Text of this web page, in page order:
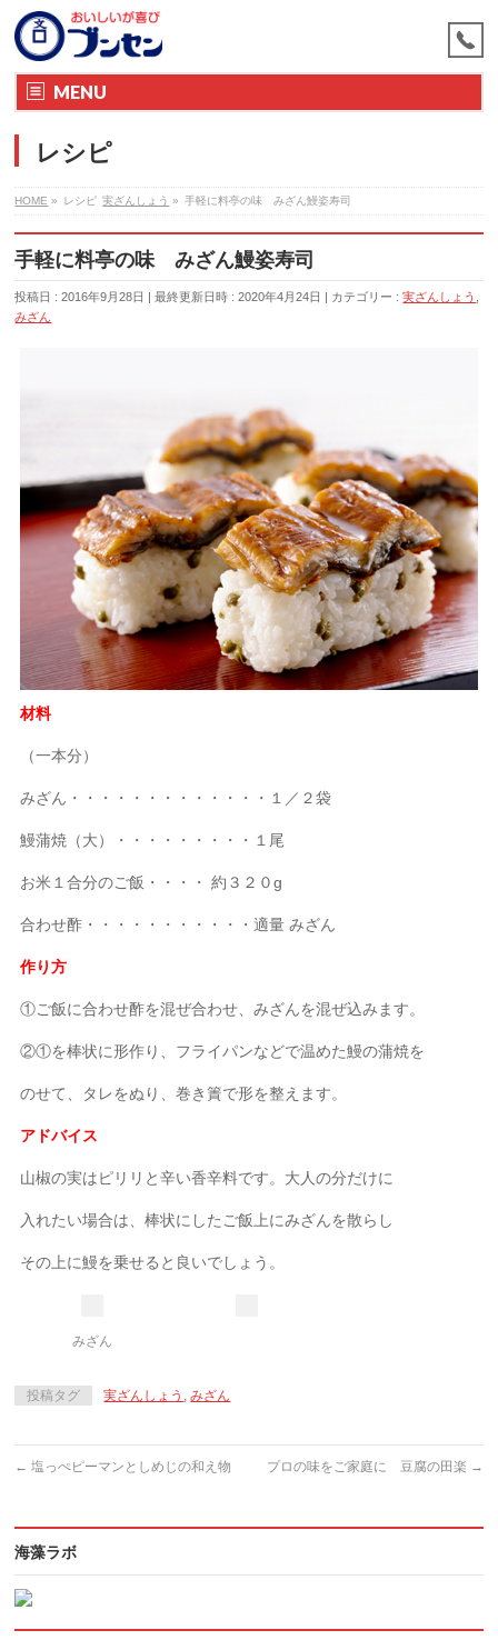
MENU
レシピ
HOME » レシピ 実ざんしょう » 手軽に料亭の味 みざん鰻姿寿司
手軽に料亭の味 みざん鰻姿寿司
投稿日 : 2016年9月28日 最終更新日時 : 2020年4月24日 カテゴリー :実ざんしょう
みざん
材料
（一本分）
みざん・・・・・・・・・・・・・１／２袋
鰻蒲焼（大）・・・・・・・・・１尾
お米１合分のご飯・・・・ 約３２０g
合わせ酢・・・・・・・・・・・適量 みざん
作り方
①ご飯に合わせ酢を混ぜ合わせ、みざんを混ぜ込みます。
②①を棒状に形作り、フライパンなどで温めた鰻の蒲焼を
のせて、タレをぬり、巻き簀で形を整えます。
アドバイス
山椒の実はピリリと辛い香辛料です。大人の分だけに
入れたい場合は、棒状にしたご飯上にみざんを散らし
その上に鰻を乗せると良いでしょう。
みざん
投稿タグ 実ざんしょう ,みざん
← 塩っぺピーマンとしめじの和え物 プロの味をご家庭に 豆腐の田楽 →
海藻ラボ